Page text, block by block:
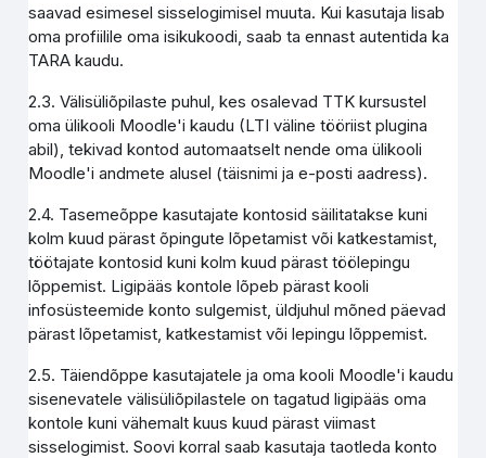
saavad esimesel sisselogimisel muuta. Kui kasutaja lisab
oma profiilile oma isikukoodi, saab ta ennast autentida ka
TARA kaudu.
2.3. Välisüliõpilaste puhul, kes osalevad TTK kursustel
oma ülikooli Moodle'i kaudu (LTI väline tööriist plugina
abil), tekivad kontod automaatselt nende oma ülikooli
Moodle'i andmete alusel (täisnimi ja e-posti aadress).
2.4. Tasemeõppe kasutajate kontosid säilitatakse kuni
kolm kuud pärast õpingute lõpetamist või katkestamist,
töötajate kontosid kuni kolm kuud pärast töölepingu
lõppemist. Ligipääs kontole lõpeb pärast kooli
infosüsteemide konto sulgemist, üldjuhul mõned päevad
pärast lõpetamist, katkestamist või lepingu lõppemist.
2.5. Täiendõppe kasutajatele ja oma kooli Moodle'i kaudu
sisenevatele välisüliõpilastele on tagatud ligipääs oma
kontole kuni vähemalt kuus kuud pärast viimast
sisselogimist. Soovi korral saab kasutaja taotleda konto